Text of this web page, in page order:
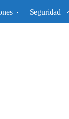
Seguridad